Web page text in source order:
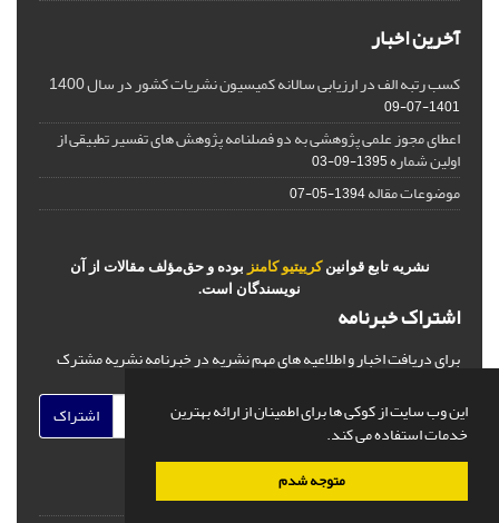
این وب سایت از کوکی ها برای اطمینان از ارائه بهترین
خدمات استفاده می کند.
متوجه شدم
آخرین اخبار
کسب رتبه الف در ارزیابی سالانه کمیسیون نشریات کشور در سال 1400
1401-07-09
اعطای مجوز علمی پژوهشی به دو فصلنامه پژوهش های تفسیر تطبیقی از
اولین شماره1395-09-03
موضوعات مقاله1394-05-07
نشریه تابع قوانین کرییتیو کامنز بوده و حق‌مؤلف مقالات از آن
نویسندگان است.
اشتراک خبرنامه
برای دریافت اخبار و اطلاعیه های مهم نشریه در خبرنامه نشریه مشترک
اشتراک